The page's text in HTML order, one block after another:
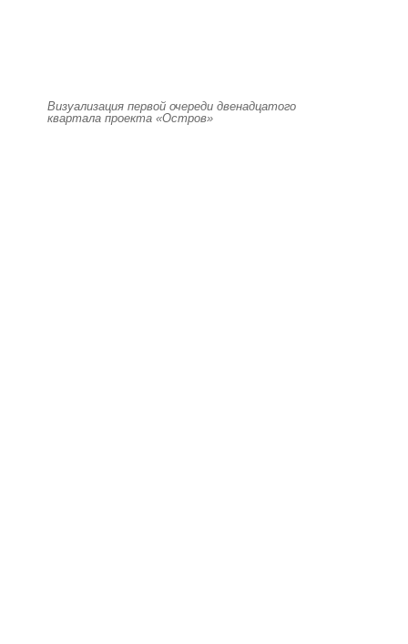
Визуализация первой очереди двенадцатого
квартала проекта «Остров»